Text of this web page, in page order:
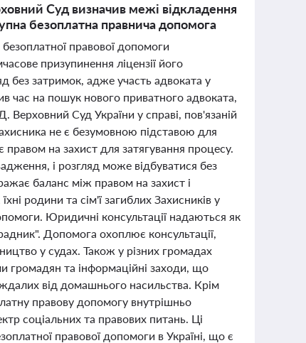
Суд визначив межі відкладення
безоплатна правнича допомога
правової допомоги
призупинення ліцензії його
без затримок, адже участь адвоката у
час на пошук нового приватного адвоката,
Верховний Суд України у справі, пов'язаній
не є безумовною підставою для
на захист для затягування процесу.
і розгляд може відбуватися без
баланс між правом на захист і
родини та сім'ї загиблих Захисників у
Юридичні консультації надаються як
Допомога охоплює консультації,
у судах. Також у різних громадах
громадян та інформаційні заходи, що
від домашнього насильства. Крім
правову допомогу внутрішньо
соціальних та правових питань. Ці
правової допомоги в Україні, що є